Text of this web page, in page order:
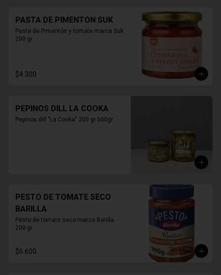
PASTA DE PIMENTON SUK
Pasta de Pimentón y tomate marca Suk
200 gr
$4.300
PEPINOS DILL LA COOKA
Pepinos dill "La Cooka" 200 gr 500gr
PESTO DE TOMATE SECO
BARILLA
Pesto de tomate seco marca Barilla
200 gr
$6.600